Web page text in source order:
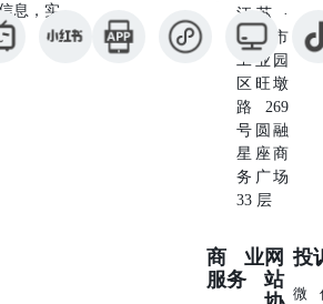
息，实
江苏 ·
苏州市
工业园
区旺墩
路269
号圆融
星座商
务广场
33 层
商业
服务
网
站
投
微